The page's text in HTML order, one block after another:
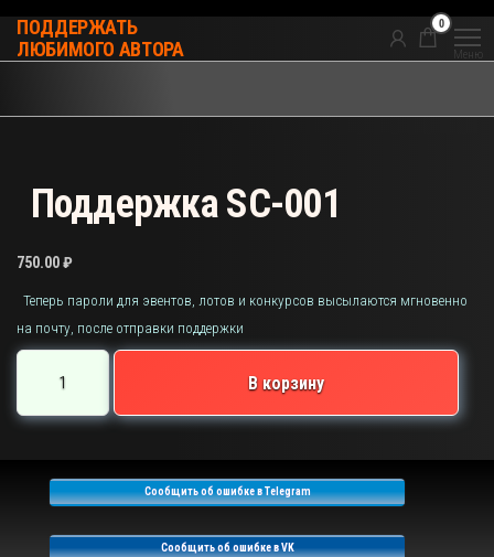
ПОДДЕРЖАТЬ
ЛЮБИМОГО АВТОРА
0
Меню
Поддержка SC-001
750.00₽
Теперь пароли для эвентов, лотов и конкурсов высылаются мгновенно
на почту, после отправки поддержки
товара
Поддержка
В корзину
Сообщить об ошибке в Telegram
Сообщить об ошибке в VK